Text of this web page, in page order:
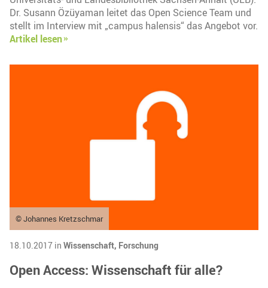
Dr. Susann Özüyaman leitet das Open Science Team und
stellt im Interview mit „campus halensis“ das Angebot vor.
Artikel lesen
© Johannes Kretzschmar
18.10.2017 in Wissenschaft, Forschung
Open Access: Wissenschaft für alle?